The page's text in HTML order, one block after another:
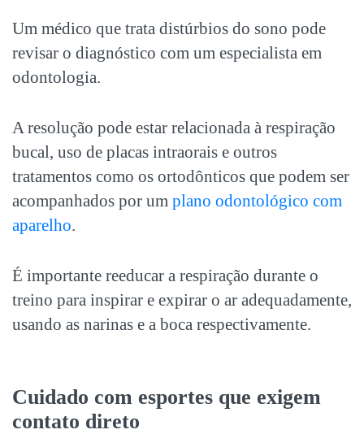
Um médico que trata distúrbios do sono pode
revisar o diagnóstico com um especialista em
odontologia.
A resolução pode estar relacionada à respiração
bucal, uso de placas intraorais e outros
tratamentos como os ortodônticos que podem ser
acompanhados por um plano odontológico com
aparelho.
É importante reeducar a respiração durante o
treino para inspirar e expirar o ar adequadamente,
usando as narinas e a boca respectivamente.
Cuidado com esportes que exigem
contato direto